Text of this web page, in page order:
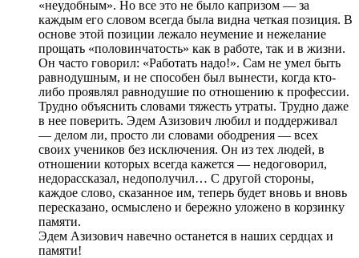
«неудобным». Но все это не было капризом — за
каждым его словом всегда была видна четкая позиция. В
основе этой позиции лежало неумение и нежелание
прощать «половинчатость» как в работе, так и в жизни.
Он часто говорил: «Работать надо!». Сам не умел быть
равнодушным, и не способен был вынести, когда кто-
либо проявлял равнодушие по отношению к профессии.
Трудно объяснить словами тяжесть утраты. Трудно даже
в нее поверить. Эдем Азизович любил и поддерживал
— делом ли, просто ли словами ободрения — всех
своих учеников без исключения. Он из тех людей, в
отношении которых всегда кажется — недоговорил,
недорассказал, недополучил… С другой стороны,
каждое слово, сказанное им, теперь будет вновь и вновь
пересказано, осмыслено и бережно уложено в корзинку
памяти.
Эдем Азизович навечно останется в наших сердцах и
памяти!